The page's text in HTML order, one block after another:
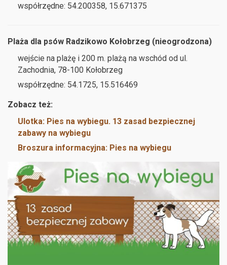
współrzędne: 54.200358, 15.671375
Plaża dla psów Radzikowo Kołobrzeg (nieogrodzona)
wejście na plażę i 200 m. plażą na wschód od ul.
Zachodnia, 78-100 Kołobrzeg
współrzędne: 54.1725, 15.516469
Zobacz też:
Ulotka: Pies na wybiegu. 13 zasad bezpiecznej
zabawy na wybiegu
Broszura informacyjna: Pies na wybiegu